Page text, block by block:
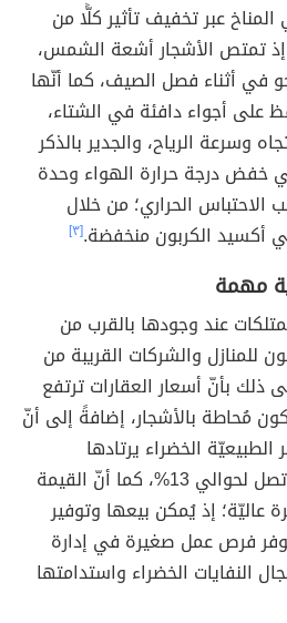
عبر تخفيف تأثير كلًّا من
تمتص الأشجار أشعة الشمس،
في أثناء فصل الصيف، كما أنّها
على أجواء دافئة في الشتاء،
وسرعة الرياح، والجدير بالذكر
خفض درجة حرارة الهواء وحدة
الاحتباس الحراري؛ من خلال
أكسيد الكربون منخفضة.[٣]
مهمة
عند وجودها بالقرب من
للمنازل والشركات القريبة من
ذلك بأنّ أسعار العقارات ترتفع
عندما تكون مُحاطة بالأشجار، إضافةً إلى أنّ
الطبيعيّة الخضراء يرتادها
المستهلكون بنسبة أكبر تصل لحوالي 13%، كما أنّ القيمة
عاليّة؛ إذ يُمكن بيعها وتوفير
فرص عمل صغيرة في إدارة
النفايات الخضراء واستدامتها